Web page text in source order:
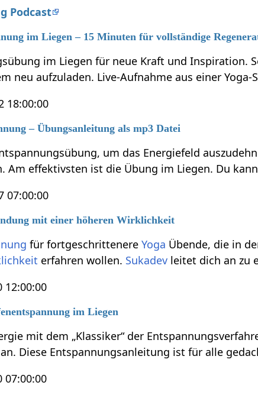
Podcast
im Liegen – 15 Minuten für vollständige
im Liegen für neue Kraft und Inspiration.
neu aufzuladen. Live-Aufnahme aus einer
18:00:00
– Übungsanleitung als mp3 Datei
um das Energiefeld
Am effektivsten ist die Übung im Liegen. Du
07:00:00
mit einer höheren Wirklichkeit
für fortgeschrittenereYoga Übende, die in
erfahren wollen. Sukadev leitet dich an zu
12:00:00
im Liegen
mit dem „Klassiker“ der
Diese Entspannungsanleitung ist für alle
07:00:00